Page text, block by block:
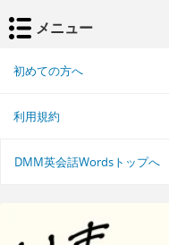
メニュー
初めての方へ
利用規約
DMM英会話Wordsトップへ